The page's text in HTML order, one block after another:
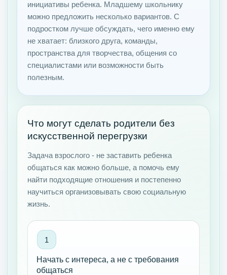
инициативы ребенка. Младшему школьнику
можно предложить несколько вариантов. С
подростком лучше обсуждать, чего именно ему
не хватает: близкого друга, команды,
пространства для творчества, общения со
специалистами или возможности быть
полезным.
Что могут сделать родители без
искусственной перегрузки
Задача взрослого - не заставить ребенка
общаться как можно больше, а помочь ему
найти подходящие отношения и постепенно
научиться организовывать свою социальную
жизнь.
Начать с интереса, а не с требования
общаться